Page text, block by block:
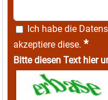
Ich habe die
akzeptiere diese. *
Bitte diesen Text hier